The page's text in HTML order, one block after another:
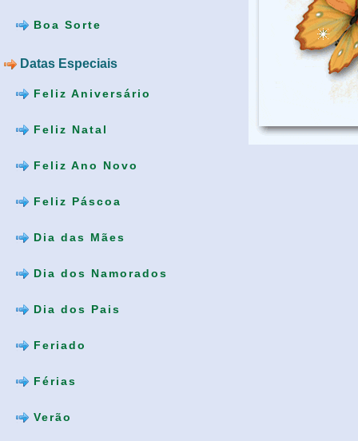
Boa Sorte
Datas Especiais
Feliz Aniversário
Feliz Natal
Feliz Ano Novo
Feliz Páscoa
Dia das Mães
Dia dos Namorados
Dia dos Pais
Feriado
Férias
Verão